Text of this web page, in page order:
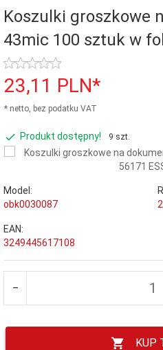
Koszulki groszkowe
43mic 100 sztuk w
23,11 PLN*
* netto, bez podatku VAT
Produkt dostępny! 9 szt.
Model:
obk0030087
EAN:
3249445617108
KUP